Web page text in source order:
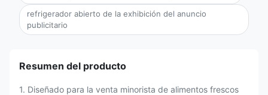
refrigerador abierto de la exhibición del anuncio
publicitario
Resumen del producto
1. Diseñado para la venta minorista de alimentos frescos